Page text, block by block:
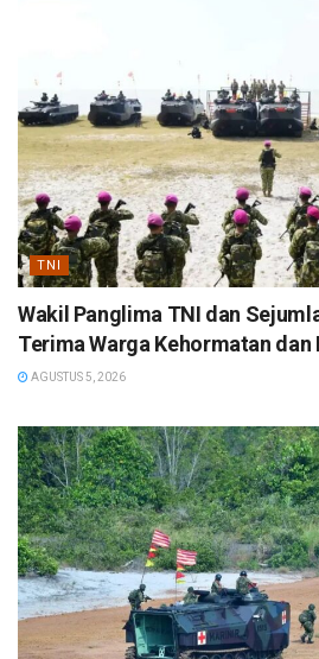
TNI
Wakil Panglima TNI dan
Terima Warga Kehormatan
AGUSTUS 5, 2026